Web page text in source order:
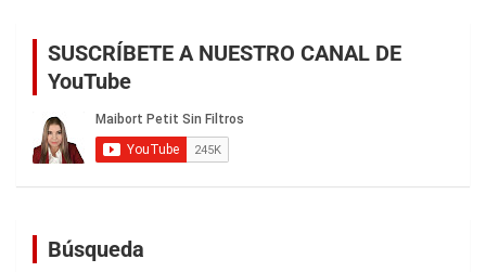
SUSCRÍBETE A NUESTRO CANAL DE
YouTube
Búsqueda